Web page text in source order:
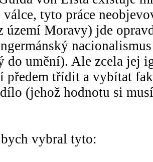
válce, tyto práce
území Moravy) jde
do umění). Ale zcela jej
předem třídit a vybítat
(jehož hodnotu si
vybral tyto: